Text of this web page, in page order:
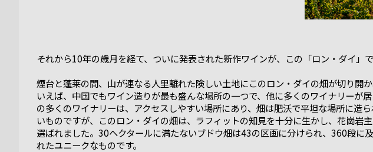
それから10年の歳月を経て、ついに発表された新作ワインが、この「ロン・ダイ」で
煙台と蓬莱の間、山が連なる人里離れた険しい土地にこのロン・ダイの畑が切り開
いえば、中国でもワイン造りが最も盛んな場所の一つで、他に多くのワイナリーが
の多くのワイナリーは、アクセスしやすい場所にあり、畑は肥沃で平坦な場所に造
いものですが、このロン・ダイの畑は、ラフィットの知見を十分に生かし、花崗岩
選ばれました。30ヘクタールに満たないブドウ畑は43の区画に分けられ、360段に
れたユニークなものです。